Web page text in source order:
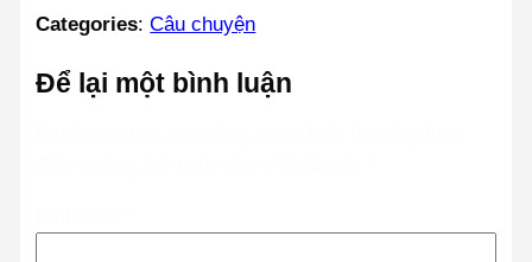
Categories:Câu chuyện
Để lại một bình luận